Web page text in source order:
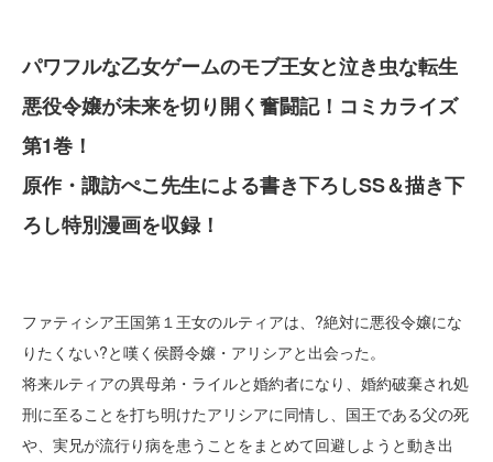
パワフルな乙女ゲームのモブ王女と泣き虫な転生
悪役令嬢が未来を切り開く奮闘記！コミカライズ
第1巻！
原作・諏訪ぺこ先生による書き下ろしSS＆描き下
ろし特別漫画を収録！
ファティシア王国第１王女のルティアは、?絶対に悪役令嬢にな
りたくない?と嘆く侯爵令嬢・アリシアと出会った。
将来ルティアの異母弟・ライルと婚約者になり、婚約破棄され処
刑に至ることを打ち明けたアリシアに同情し、国王である父の死
や、実兄が流行り病を患うことをまとめて回避しようと動き出